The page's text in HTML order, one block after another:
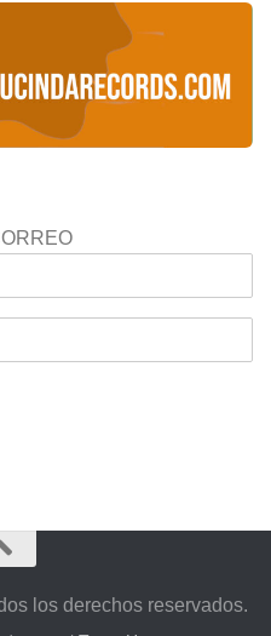
los derechos reservados.